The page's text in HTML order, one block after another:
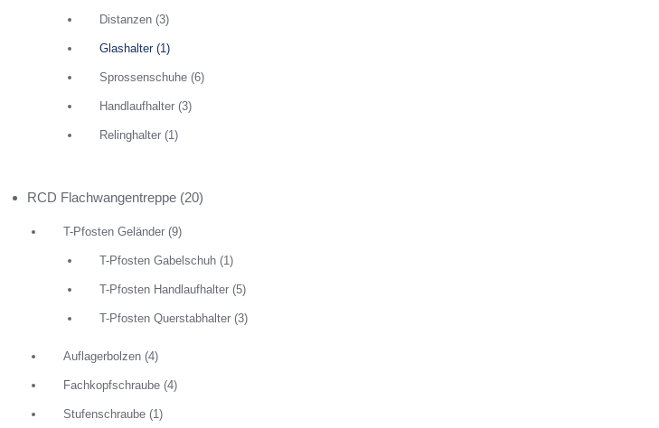
Distanzen (3)
Glashalter (1)
Sprossenschuhe (6)
Handlaufhalter (3)
Relinghalter (1)
RCD Flachwangentreppe (20)
T-Pfosten Geländer (9)
T-Pfosten Gabelschuh (1)
T-Pfosten Handlaufhalter (5)
T-Pfosten Querstabhalter (3)
Auflagerbolzen (4)
Fachkopfschraube (4)
Stufenschraube (1)